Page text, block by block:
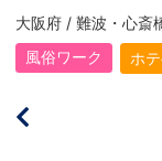
大阪府 / 難波・心斎
風俗ワーク
ホ